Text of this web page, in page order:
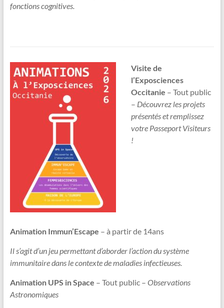
fonctions cognitives.
Visite de
l’Exposciences
Occitanie – Tout public
– Découvrez les projets
présentés et remplissez
votre Passeport Visiteurs
!
Animation Immun’Escape – à partir de 14ans
Il s’agit d’un jeu permettant d’aborder l’action du système
immunitaire dans le contexte de maladies infectieuses.
Animation UPS in Space – Tout public – Observations
Astronomiques